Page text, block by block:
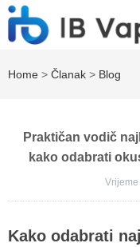
Home > Članak > Blog
Praktičan vodič
kako odabrati
Kako odabrati